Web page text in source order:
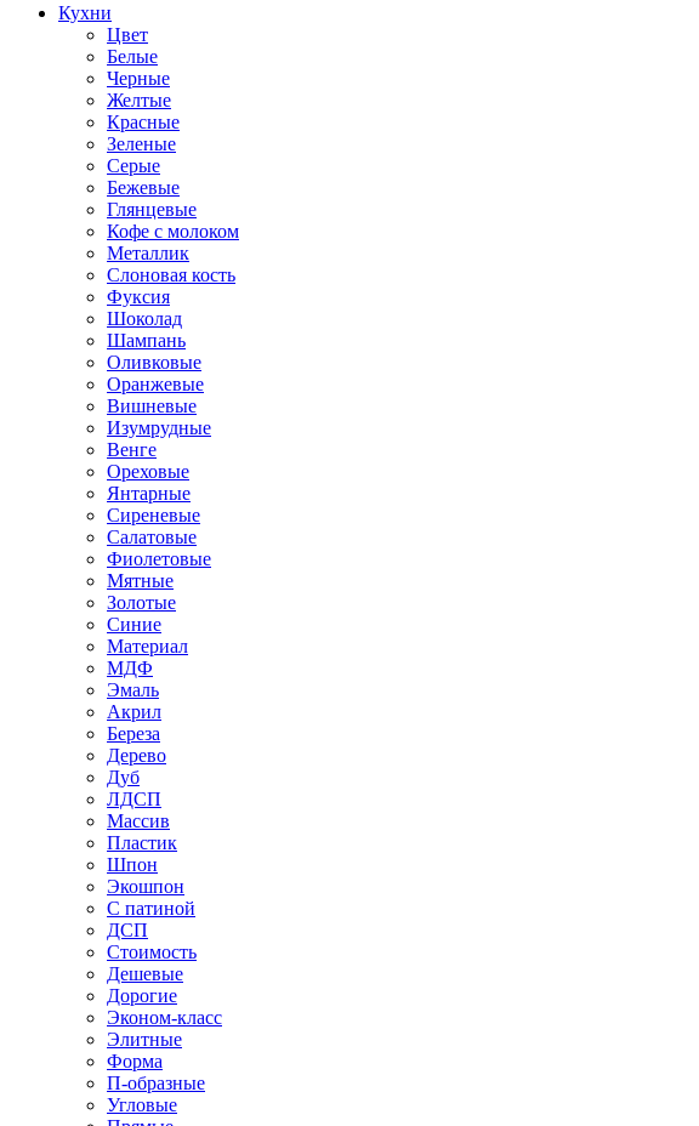
Кухни
Цвет
Белые
Черные
Желтые
Красные
Зеленые
Серые
Бежевые
Глянцевые
Кофе с молоком
Металлик
Слоновая кость
Фуксия
Шоколад
Шампань
Оливковые
Оранжевые
Вишневые
Изумрудные
Венге
Ореховые
Янтарные
Сиреневые
Салатовые
Фиолетовые
Мятные
Золотые
Синие
Материал
МДФ
Эмаль
Акрил
Береза
Дерево
Дуб
ЛДСП
Массив
Пластик
Шпон
Экошпон
С патиной
ДСП
Стоимость
Дешевые
Дорогие
Эконом-класс
Элитные
Форма
П-образные
Угловые